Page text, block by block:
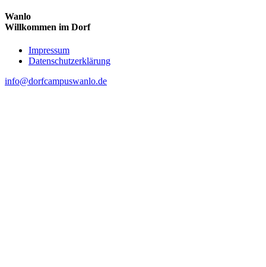
Wanlo
Willkommen im Dorf
Skip
Impressum
Datenschutzerklärung
info@dorfcampuswanlo.de